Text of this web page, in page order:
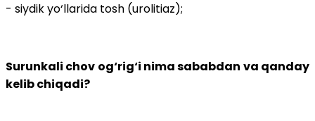
- siydik yo‘llarida tosh (urolitiaz);
Surunkali chov og‘rig‘i nima sababdan va qanday
kelib chiqadi?